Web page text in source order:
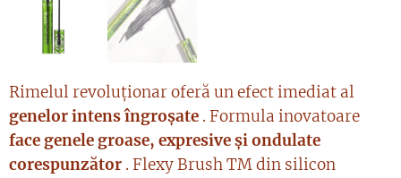
Rimelul revoluționar oferă un efect imediat al
genelor intens îngroșate . Formula inovatoare
face genele groase, expresive și ondulate
corespunzător . Flexy Brush TM din silicon